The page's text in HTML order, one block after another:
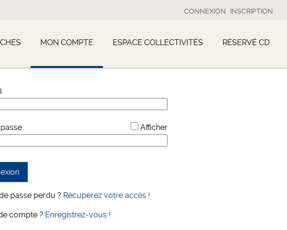
CONNEXION INSCRIPTION
MON COMPTE ESPACE COLLECTIVITÉS RÉSERVÉ CD
Afficher
passe perdu ? Récupérez votre accès !
compte ? Enregistrez-vous !